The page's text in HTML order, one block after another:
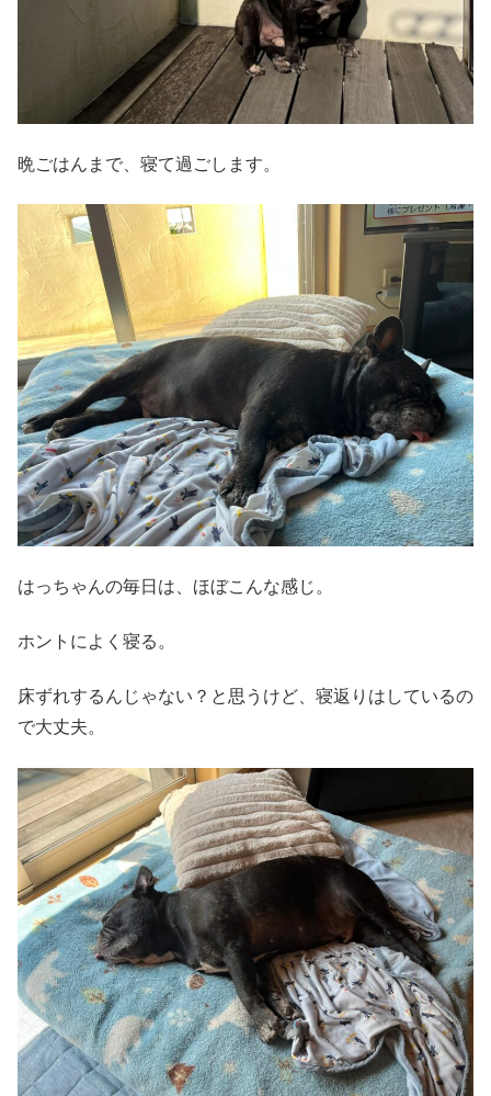
晩ごはんまで、寝て過ごします。
はっちゃんの毎日は、ほぼこんな感じ。
ホントによく寝る。
床ずれするんじゃない？と思うけど、寝返りはしているの
で大丈夫。